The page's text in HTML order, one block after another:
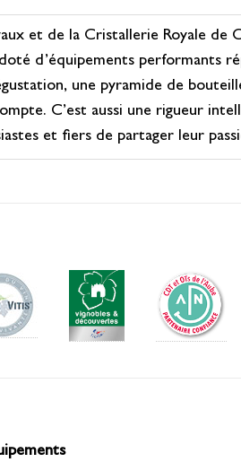
et de la Cristallerie Royale de
d’équipements performants
une pyramide de
C’est aussi une rigueur
et fiers de partager leur